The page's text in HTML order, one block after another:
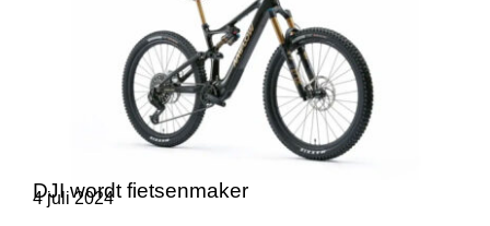
DJI wordt fietsenmaker
4 juli 2024